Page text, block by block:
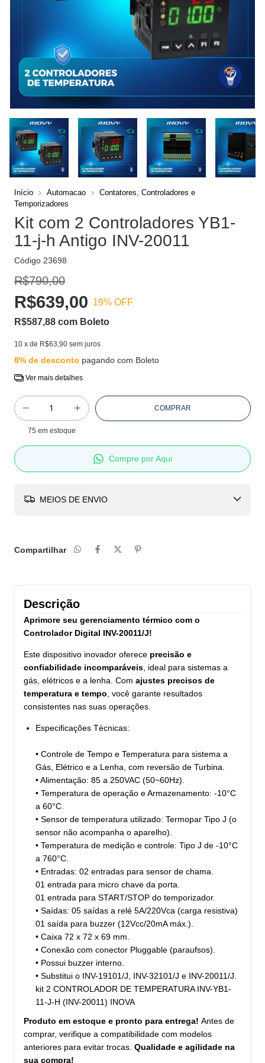
Início Automacao
Contatores, Controladores e
Temporizadores
Kit com 2 Controladores YB1-
11-j-h Antigo INV-20011
Código 23698
R$790,00
R$639,00 19% OFF
R$587,88 com Boleto
10 x de R$63,90 sem juros
8% de desconto pagando com Boleto
Ver mais detalhes
75 em estoque
Compre por Aqui
MEIOS DE ENVIO
Compartilhar
Descrição
Aprimore seu gerenciamento térmico com o
Controlador Digital INV-20011/J!
Este dispositivo inovador oferece precisão e
confiabilidade incomparáveis , ideal para sistemas a
gás, elétricos e a lenha. Com ajustes precisos de
temperatura e tempo , você garante resultados
consistentes nas suas operações.
Especificações Técnicas:
• Controle de Tempo e Temperatura para sistema a
Gás, Elétrico e a Lenha, com reversão de Turbina.
• Alimentação: 85 a 250VAC (50~60Hz).
• Temperatura de operação e Armazenamento: -10°C
a 60°C.
• Sensor de temperatura utilizado: Termopar Tipo J (o
sensor não acompanha o aparelho).
• Temperatura de medição e controle: Tipo J de -10°C
a 760°C.
• Entradas: 02 entradas para sensor de chama.
01 entrada para micro chave da porta.
01 entrada para START/STOP do temporizador.
• Saídas: 05 saídas a relé 5A/220Vca (carga resistiva)
01 saída para buzzer (12Vcc/20mA máx.).
• Caixa 72 x 72 x 69 mm.
• Conexão com conector Pluggable (paraufsos).
• Possui buzzer interno.
• Substitui o INV-19101/J, INV-32101/J e INV-20011/J.
kit 2 CONTROLADOR DE TEMPERATURA INV-YB1-
11-J-H (INV-20011) INOVA
Produto em estoque e pronto para entrega! Antes de
comprar, verifique a compatibilidade com modelos
anteriores para evitar trocas. Qualidade e agilidade na
sua compra!